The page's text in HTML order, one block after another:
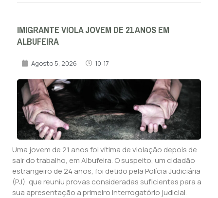
IMIGRANTE VIOLA JOVEM DE 21 ANOS EM
ALBUFEIRA
Agosto 5, 2026 10:17
Uma jovem de 21 anos foi vítima de violação depois de
sair do trabalho, em Albufeira. O suspeito, um cidadão
estrangeiro de 24 anos, foi detido pela Polícia Judiciária
(PJ), que reuniu provas consideradas suficientes para a
sua apresentação a primeiro interrogatório judicial.